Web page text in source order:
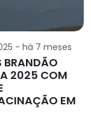
- há 7 meses
BRANDÃO
2025 COM
EM